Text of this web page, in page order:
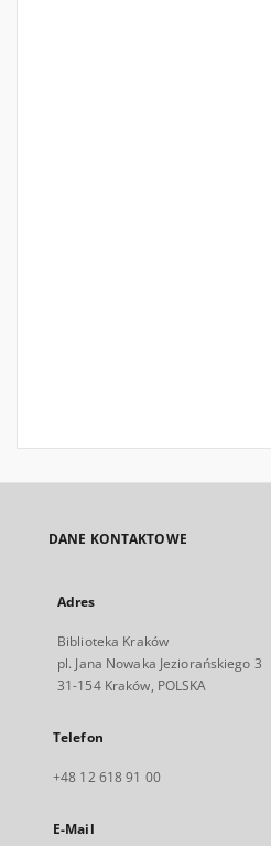
DANE KONTAKTOWE
Adres
Biblioteka Kraków
pl. Jana Nowaka Jeziorańskiego 3
31-154 Kraków, POLSKA
Telefon
+48 12 618 91 00
E-Mail